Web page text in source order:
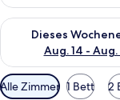
Dieses
Aug. 14 - Aug.
Überprüfe die
Verfügbare
Alle Zimmer 1 Bett 2